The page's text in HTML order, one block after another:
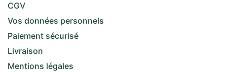
CGV
Vos données personnels
Paiement sécurisé
Livraison
Mentions légales